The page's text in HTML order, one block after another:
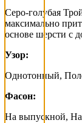
Серо-голубая
максимально
основе шерсти с
Узор:
Однотонный,
Фасон:
На выпускной, На